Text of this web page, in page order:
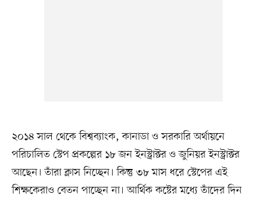
২০১৪ সাল থেকে বিশ্বব্যাংক, কানাডা ও সরকারি অর্থায়নে
পরিচালিত স্টেপ প্রকল্পের ১৮ জন ইনস্ট্রাক্টর ও জুনিয়র ইনস্ট্রাক্টর
আছেন। তাঁরা ক্লাস নিচ্ছেন। কিন্তু ৩৮ মাস ধরে স্টেপের এই
শিক্ষকেরাও বেতন পাচ্ছেন না। আর্থিক কষ্টের মধ্যে তাঁদের দিন